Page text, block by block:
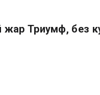
Триумф, без